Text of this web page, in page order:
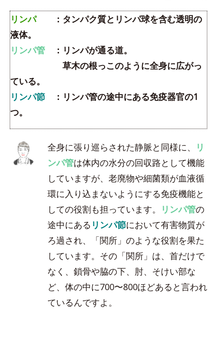
リンパ：タンパク質とリンパ球を含む透明の
液体。
リンパ管 ：リンパが通る道。
草木の根っこのように全身に広がっ
ている。
リンパ節 ：リンパ管の途中にある免疫器官の1
つ。
全身に張り巡らされた静脈と同様に、
リ
ンパ管は体内の水分の回収路として機能
していますが、老廃物や細菌類が血液循
環に入り込まないようにする免疫機能と
しての役割も担っています。
リンパ管の
途中にある リンパ節において有害物質が
ろ過され、「関所」のような役割を果た
しています。その「関所」は、首だけで
なく、鎖骨や脇の下、肘、そけい部な
ど、体の中に700〜800ほどあると言われ
ているんですよ。